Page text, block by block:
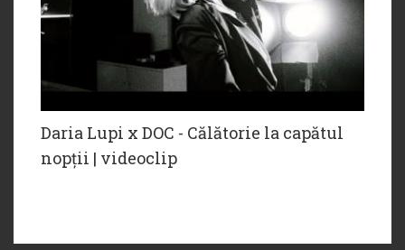
Daria Lupi x DOC - Călătorie la capătul
nopții | videoclip